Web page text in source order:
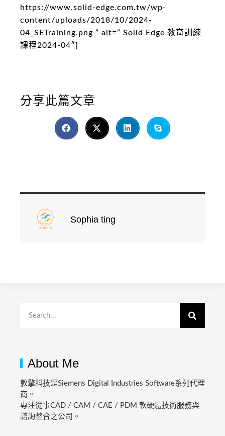
https://www.solid-edge.com.tw/wp-
content/uploads/2018/10/2024-
04_SETraining.png ” alt=” Solid Edge 教育訓練
課程2024-04″]
分享此篇文章
Sophia ting
About Me
敦擎科技是Siemens Digital Industries Software系列代理
商。
專注從事CAD / CAM / CAE / PDM 軟硬體技術服務與
諮詢整合之公司。